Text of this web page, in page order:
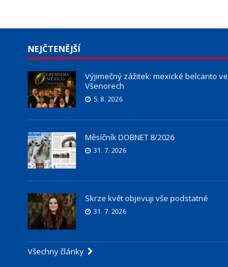
NEJČTENĚJŠÍ
Výjimečný zážitek: mexické belcanto ve
Všenorech
5. 8. 2026
Měsíčník DOBNET 8/2026
31. 7. 2026
Skrze květ objevuji vše podstatné
31. 7. 2026
Všechny články